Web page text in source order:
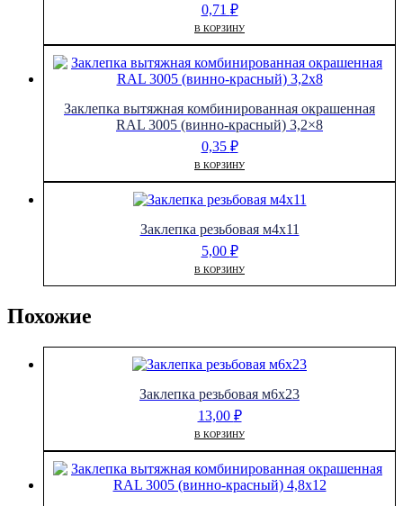
0,71 ₽
В КОРЗИНУ
Заклепка вытяжная комбинированная окрашенная
RAL 3005 (винно-красный) 3,2×8
0,35 ₽
В КОРЗИНУ
Заклепка резьбовая м4х11
5,00 ₽
В КОРЗИНУ
Похожие
Заклепка резьбовая м6х23
13,00 ₽
В КОРЗИНУ